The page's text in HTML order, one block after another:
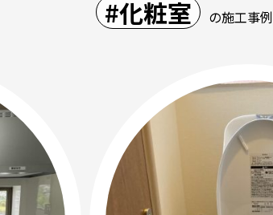
#化粧室 の施工事